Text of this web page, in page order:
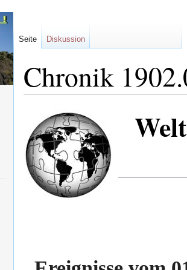
Chronik
Navigation
springen
Suche
springen
Seite Diskussion